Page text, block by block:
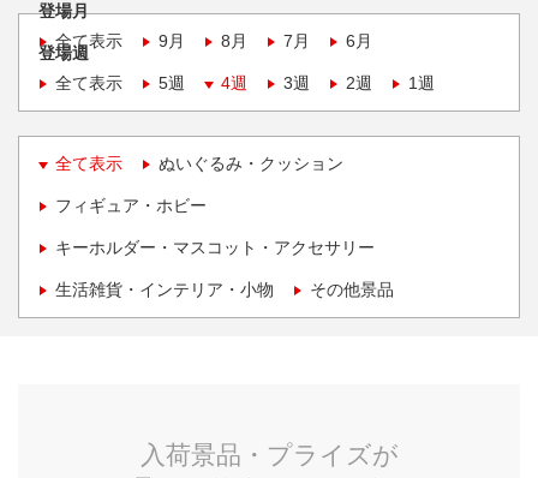
登場月
全て表示
9月 8月 7月 6月
登場週
全て表示
5週 4週 3週 2週 1週
全て表示 ぬいぐるみ・クッション
フィギュア・ホビー
キーホルダー・マスコット・アクセサリー
生活雑貨・インテリア・小物 その他景品